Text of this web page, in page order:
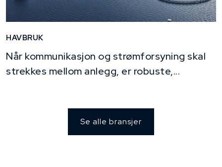
HAVBRUK
Når kommunikasjon og strømforsyning skal
strekkes mellom anlegg, er robuste,...
Se alle bransjer